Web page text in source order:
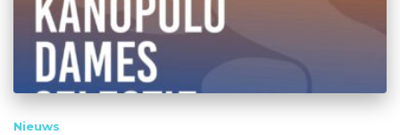
Nieuws